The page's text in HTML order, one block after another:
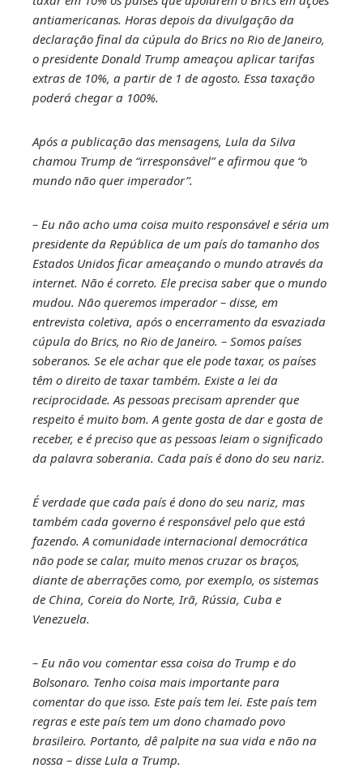
antiamericanas. Horas depois da divulgação da
declaração final da cúpula do Brics no Rio de Janeiro,
o presidente Donald Trump ameaçou aplicar tarifas
extras de 10%, a partir de 1 de agosto. Essa taxação
poderá chegar a 100%.
Após a publicação das mensagens, Lula da Silva
chamou Trump de “irresponsável” e afirmou que “o
mundo não quer imperador”.
– Eu não acho uma coisa muito responsável e séria um
presidente da República de um país do tamanho dos
Estados Unidos ficar ameaçando o mundo através da
internet. Não é correto. Ele precisa saber que o mundo
mudou. Não queremos imperador – disse, em
entrevista coletiva, após o encerramento da esvaziada
cúpula do Brics, no Rio de Janeiro. – Somos países
soberanos. Se ele achar que ele pode taxar, os países
têm o direito de taxar também. Existe a lei da
reciprocidade. As pessoas precisam aprender que
respeito é muito bom. A gente gosta de dar e gosta de
receber, e é preciso que as pessoas leiam o significado
da palavra soberania. Cada país é dono do seu nariz.
É verdade que cada país é dono do seu nariz, mas
também cada governo é responsável pelo que está
fazendo. A comunidade internacional democrática
não pode se calar, muito menos cruzar os braços,
diante de aberrações como, por exemplo, os sistemas
de China, Coreia do Norte, Irã, Rússia, Cuba e
Venezuela.
– Eu não vou comentar essa coisa do Trump e do
Bolsonaro. Tenho coisa mais importante para
comentar do que isso. Este país tem lei. Este país tem
regras e este país tem um dono chamado povo
brasileiro. Portanto, dê palpite na sua vida e não na
nossa – disse Lula a Trump.